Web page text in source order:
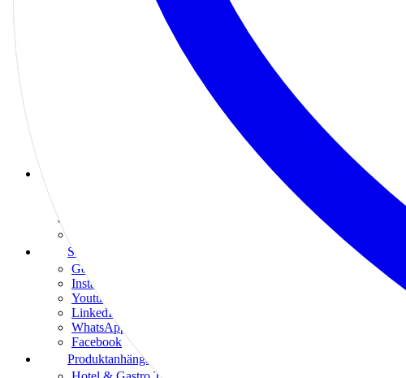
Grafikdesign Pakete
Auto, Fahrschule & Werkstatt
Ärzte, Apotheken & Praxen
Social-Media Produkte
Google Bewertungen
Instagram
Youtube
LinkedIn
WhatsApp
Facebook
Produktanhänger